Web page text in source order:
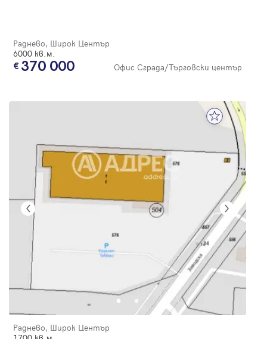
Раднево, Широк Център
6000 кв.м.
370 000 Офис Сграда/Търговски център
Раднево, Широк Център